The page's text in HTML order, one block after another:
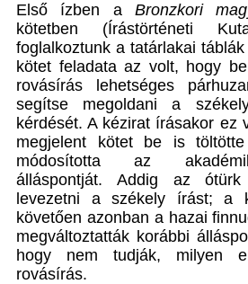
Első ízben a Bronzkori
kötetben (Írástörténeti
foglalkoztunk a tatárlakai
kötet feladata az volt, hogy
rovásírás lehetséges
segítse megoldani a
kérdését. A kézirat írásakor ez
megjelent kötet be is
módosította az
álláspontját. Addig az
levezetni a székely írást; a
követően azonban a hazai
megváltoztatták korábbi
hogy nem tudják, milyen
rovásírás.